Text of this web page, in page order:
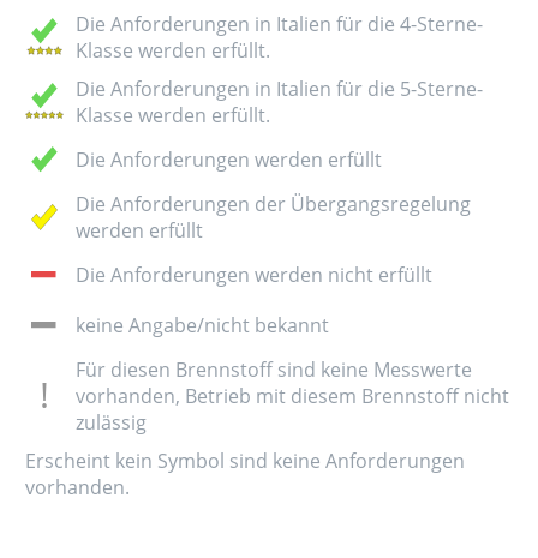
Die Anforderungen in Italien für die 4-Sterne-
Klasse werden erfüllt.
Die Anforderungen in Italien für die 5-Sterne-
Klasse werden erfüllt.
Die Anforderungen werden erfüllt
Die Anforderungen der Übergangsregelung
werden erfüllt
Die Anforderungen werden nicht erfüllt
keine Angabe/nicht bekannt
Für diesen Brennstoff sind keine Messwerte
vorhanden, Betrieb mit diesem Brennstoff nicht
zulässig
Erscheint kein Symbol sind keine Anforderungen
vorhanden.